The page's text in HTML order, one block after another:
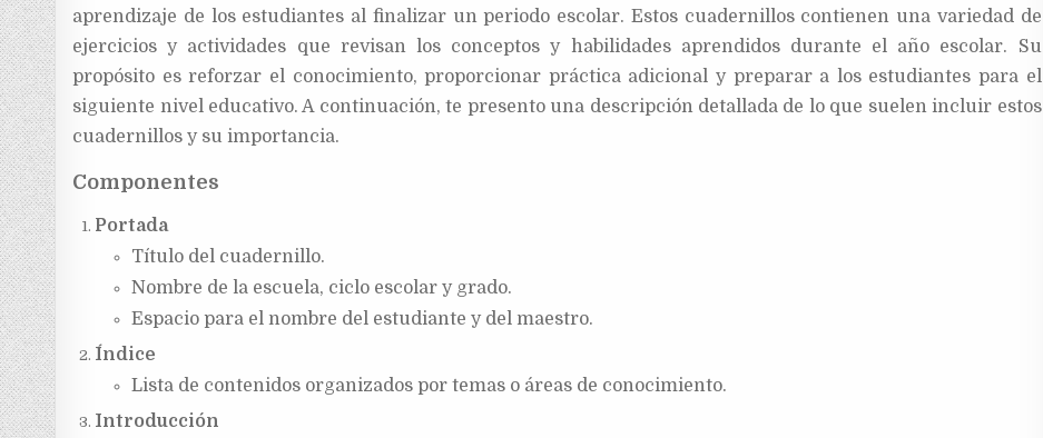
aprendizaje de los estudiantes al finalizar un periodo escolar. Estos cuadernillos contienen una variedad de
ejercicios y actividades que revisan los conceptos y habilidades aprendidos durante el año escolar. Su
propósito es reforzar el conocimiento, proporcionar práctica adicional y preparar a los estudiantes para el
siguiente nivel educativo. A continuación, te presento una descripción detallada de lo que suelen incluir estos
cuadernillos y su importancia.
Componentes
Portada
Título del cuadernillo.
Nombre de la escuela, ciclo escolar y grado.
Espacio para el nombre del estudiante y del maestro.
Índice
Lista de contenidos organizados por temas o áreas de conocimiento.
Introducción